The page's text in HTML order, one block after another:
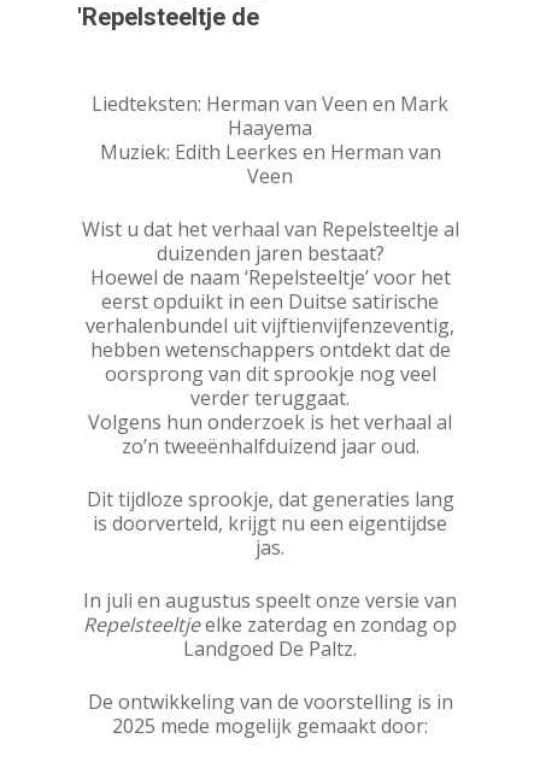
'Repelsteeltje de
Liedteksten: Herman van Veen en Mark
Haayema
Muziek: Edith Leerkes en Herman van
Veen
Wist u dat het verhaal van Repelsteeltje al
duizenden jaren bestaat?
Hoewel de naam ‘Repelsteeltje’ voor het
eerst opduikt in een Duitse satirische
verhalenbundel uit vijftienvijfenzeventig,
hebben wetenschappers ontdekt dat de
oorsprong van dit sprookje nog veel
verder teruggaat.
Volgens hun onderzoek is het verhaal al
zo’n tweeënhalfduizend jaar oud.
Dit tijdloze sprookje, dat generaties lang
is doorverteld, krijgt nu een eigentijdse
jas.
In juli en augustus speelt onze versie van
Repelsteeltjeelke zaterdag en zondag op
Landgoed De Paltz.
De ontwikkeling van de voorstelling is in
2025 mede mogelijk gemaakt door: